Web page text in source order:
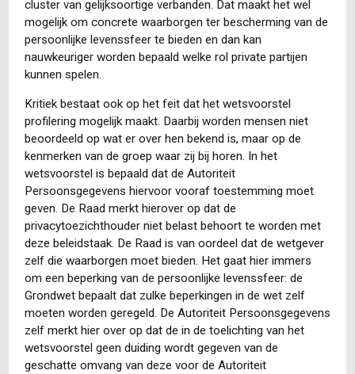
cluster van gelijksoortige verbanden. Dat maakt het wel
mogelijk om concrete waarborgen ter bescherming van de
persoonlijke levenssfeer te bieden en dan kan
nauwkeuriger worden bepaald welke rol private partijen
kunnen spelen.
Kritiek bestaat ook op het feit dat het wetsvoorstel
profilering mogelijk maakt. Daarbij worden mensen niet
beoordeeld op wat er over hen bekend is, maar op de
kenmerken van de groep waar zij bij horen. In het
wetsvoorstel is bepaald dat de Autoriteit
Persoonsgegevens hiervoor vooraf toestemming moet
geven. De Raad merkt hierover op dat de
privacytoezichthouder niet belast behoort te worden met
deze beleidstaak. De Raad is van oordeel dat de wetgever
zelf die waarborgen moet bieden. Het gaat hier immers
om een beperking van de persoonlijke levenssfeer: de
Grondwet bepaalt dat zulke beperkingen in de wet zelf
moeten worden geregeld. De Autoriteit Persoonsgegevens
zelf merkt hier over op dat de in de toelichting van het
wetsvoorstel geen duiding wordt gegeven van de
geschatte omvang van deze voor de Autoriteit